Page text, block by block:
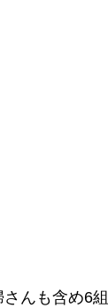
んも含め6組